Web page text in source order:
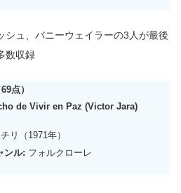
シュ、バニーウェイラーの3人が最後
数収録
69点）
de Vivir en Paz (Victor Jara)
チリ（1971年）
ンル: フォルクローレ